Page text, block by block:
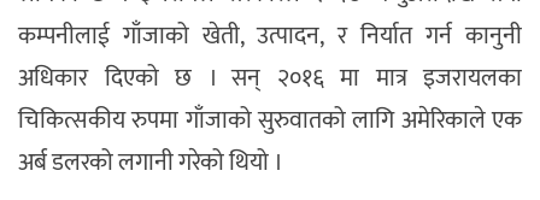
कम्पनीलाई गाँजाको खेती, उत्पादन, र निर्यात गर्न कानुनी
अधिकार दिएको छ । सन् २०१६ मा मात्र इजरायलका
चिकित्सकीय रुपमा गाँजाको सुरुवातको लागि अमेरिकाले एक
अर्ब डलरको लगानी गरेको थियो ।